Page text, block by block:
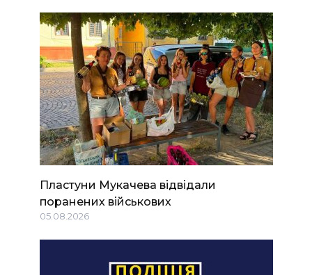
Пластуни Мукачева відвідали
поранених військових
05.08.2026